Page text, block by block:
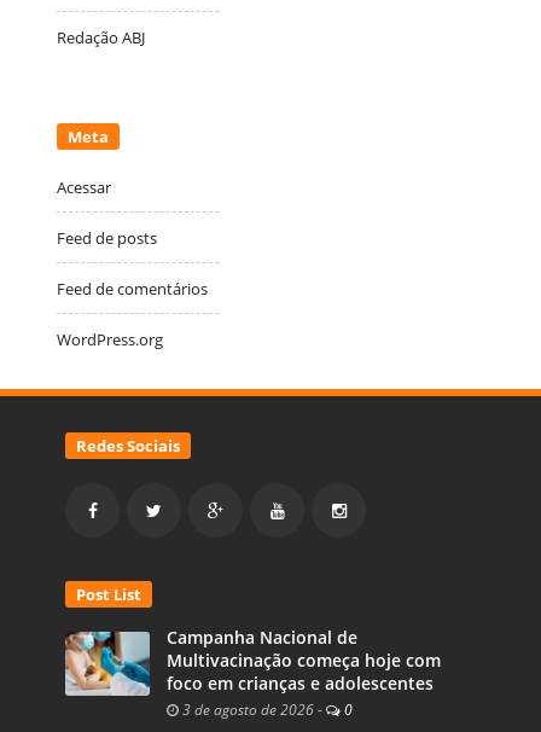
Redação ABJ
Meta
Acessar
Feed de posts
Feed de comentários
WordPress.org
Redes Sociais
Post List
Campanha Nacional de
Multivacinação começa hoje com
foco em crianças e adolescentes
3 de agosto de 2026 - 0